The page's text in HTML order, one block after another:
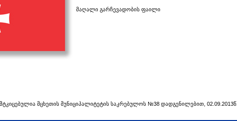
მაღალი გარჩევადობის ფაილი
მცხეთის მუნიციპალიტეტის საკრებულოს№38 დადგენილებით, 02.09.2013წ.